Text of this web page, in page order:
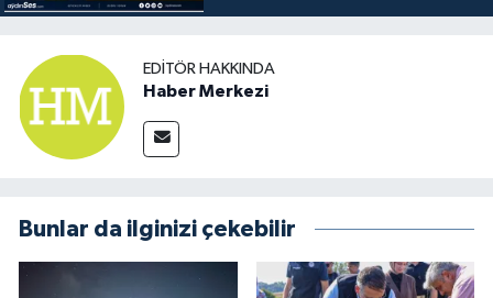
EDITÖR HAKKINDA
Haber Merkezi
Bunlar da ilginizi çekebilir